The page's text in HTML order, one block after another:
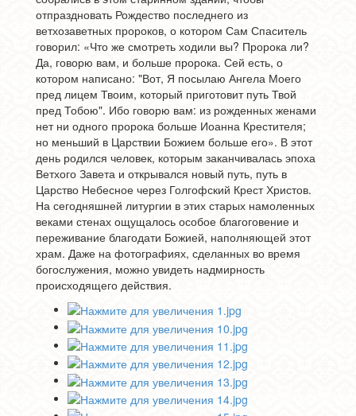
отпраздновать Рождество последнего из
ветхозаветных пророков, о котором Сам Спаситель
говорил: «Что же смотреть ходили вы? Пророка ли?
Да, говорю вам, и больше пророка. Сей есть, о
котором написано: "Вот, Я посылаю Ангела Моего
пред лицем Твоим, который приготовит путь Твой
пред Тобою". Ибо говорю вам: из рожденных женами
нет ни одного пророка больше Иоанна Крестителя;
но меньший в Царствии Божием больше его». В этот
день родился человек, которым заканчивалась эпоха
Ветхого Завета и открывался новый путь, путь в
Царство Небесное через Голгофский Крест Христов.
На сегодняшней литургии в этих старых намоленных
веками стенах ощущалось особое благоговение и
переживание благодати Божией, наполняющей этот
храм. Даже на фотографиях, сделанных во время
богослужения, можно увидеть надмирность
происходящего действия.